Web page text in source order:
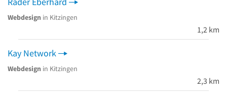
Webdesign in Kitzingen
1,2 km
Kay Network
Webdesign in Kitzingen
2,3 km